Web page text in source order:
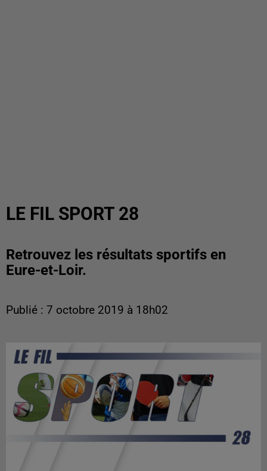
LE FIL SPORT 28
Retrouvez les résultats sportifs en
Eure-et-Loir.
Publié : 7 octobre 2019 à 18h02